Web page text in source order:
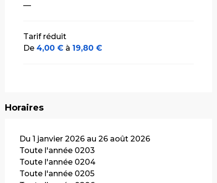
—
Tarif réduit
De 4,00 € à 19,80 €
Horaires
Du 1 janvier 2026 au 26 août 2026
Toute l'année 0203
Toute l'année 0204
Toute l'année 0205